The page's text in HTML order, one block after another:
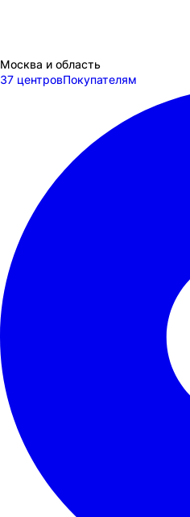
Москва и область
37 центровПокупателям